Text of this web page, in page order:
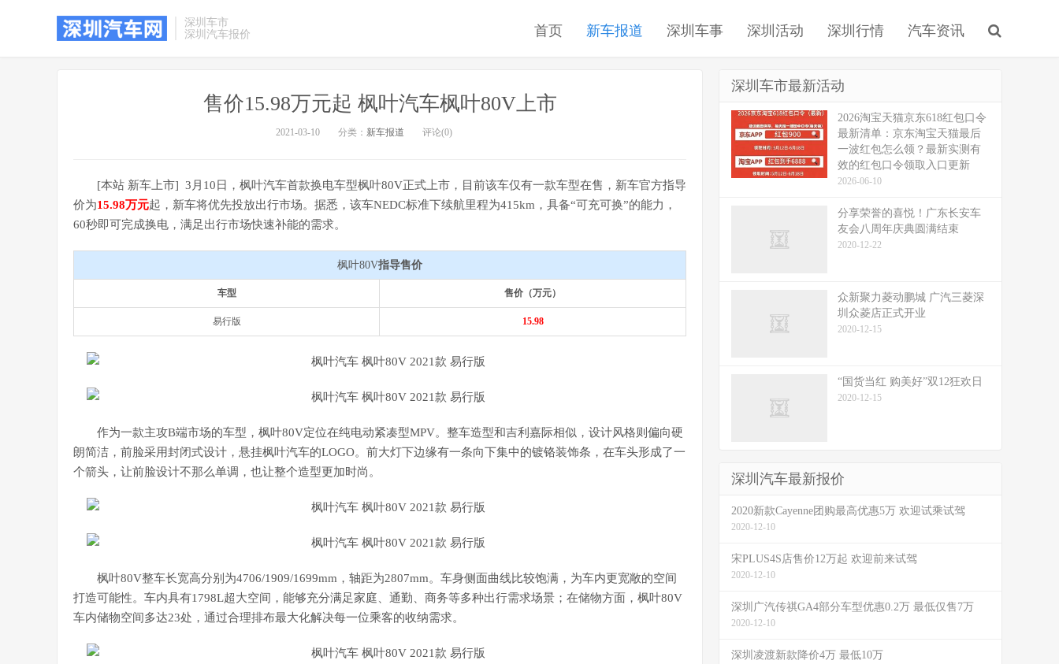
深圳车市
深圳汽车报价
首页 新车报道 深圳车事 深圳活动 深圳行情 汽车资讯
售价15.98万元起 枫叶汽车枫叶80V上市
2021-03-10 分类： 新车报道 评论(0)
[本站 新车上市] 3月10日，枫叶汽车首款换电车型枫叶80V正式上市，目前该车仅有一款车型在售，新车官方指导
价为15.98万元起，新车将优先投放出行市场。据悉，该车NEDC标准下续航里程为415km，具备“可充可换”的能力，
60秒即可完成换电，满足出行市场快速补能的需求。
枫叶80V指导售价
车型 售价（万元）
易行版 15.98
作为一款主攻B端市场的车型，枫叶80V定位在纯电动紧凑型MPV。整车造型和吉利嘉际相似，设计风格则偏向硬
朗简洁，前脸采用封闭式设计，悬挂枫叶汽车的LOGO。前大灯下边缘有一条向下集中的镀铬装饰条，在车头形成了一
个箭头，让前脸设计不那么单调，也让整个造型更加时尚。
枫叶80V整车长宽高分别为4706/1909/1699mm，轴距为2807mm。车身侧面曲线比较饱满，为车内更宽敞的空间
打造可能性。车内具有1798L超大空间，能够充分满足家庭、通勤、商务等多种出行需求场景；在储物方面，枫叶80V
车内储物空间多达23处，通过合理排布最大化解决每一位乘客的收纳需求。
深圳车市最新活动
2026淘宝天猫京东618红包口令
最新清单：京东淘宝天猫最后
一波红包怎么领？最新实测有
效的红包口令领取入口更新
2026-06-10
分享荣誉的喜悦！广东长安车
友会八周年庆典圆满结束
2020-12-22
众新聚力菱动鹏城 广汽三菱深
圳众菱店正式开业
2020-12-15
“国货当红 购美好”双12狂欢日
2020-12-15
深圳汽车最新报价
2020新款Cayenne团购最高优惠5万 欢迎试乘试驾
2020-12-10
宋PLUS4S店售价12万起 欢迎前来试驾
2020-12-10
深圳广汽传祺GA4部分车型优惠0.2万 最低仅售7万
2020-12-10
深圳凌渡新款降价4万 最低10万